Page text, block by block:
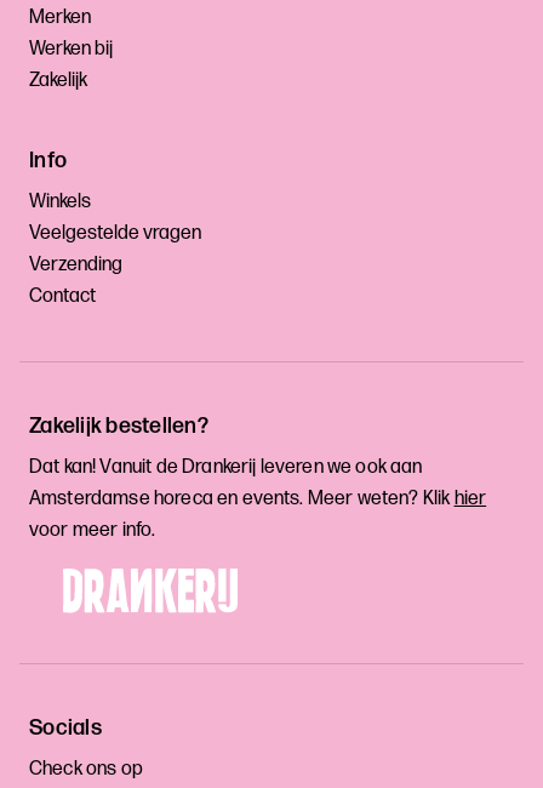
Zakelijk bestellen?
Dat kan! Vanuit de Drankerij leveren we ook aan
Amsterdamse horeca en events. Meer weten? Klikhier
voor meer info.
Socials
Check ons op
Merken
Werken bij
Zakelijk
Info
Winkels
Veelgestelde vragen
Verzending
Contact